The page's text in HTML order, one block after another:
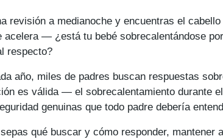
revisión a medianoche y encuentras el
— ¿está tu bebé sobrecalentándose
respecto?
año, miles de padres buscan respuestas
es válida — el sobrecalentamiento durante
genuinas que todo padre debería
qué buscar y cómo responder, mantener